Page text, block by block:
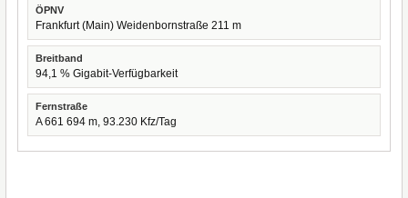
ÖPNV
Frankfurt (Main) Weidenbornstraße 211 m
Breitband
94,1 % Gigabit-Verfügbarkeit
Fernstraße
A 661 694 m, 93.230 Kfz/Tag